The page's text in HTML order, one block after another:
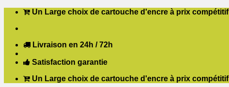
Passer
contenu
Un Large choix de cartouche d'encre à prix compétitif
Livraison en 24h / 72h
Satisfaction garantie
Un Large choix de cartouche d'encre à prix compétitif